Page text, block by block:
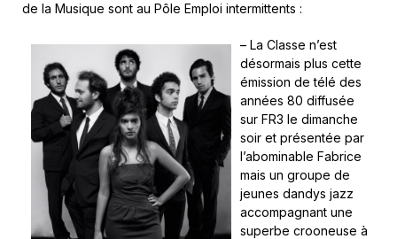
de la Musique sont au Pôle Emploi intermittents :
– La Classe n’est
désormais plus cette
émission de télé des
années 80 diffusée
sur FR3 le dimanche
soir et présentée par
l’abominable Fabrice
mais un groupe de
jeunes dandys jazz
accompagnant une
superbe crooneuse à